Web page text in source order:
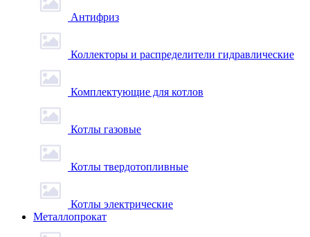
Антифриз
Коллекторы и распределители гидравлические
Комплектующие для котлов
Котлы газовые
Котлы твердотопливные
Котлы электрические
Металлопрокат